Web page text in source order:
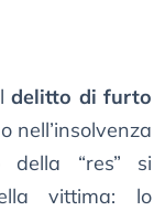
delitto di furto
nell’insolvenza
della “res” si
vittima: lo